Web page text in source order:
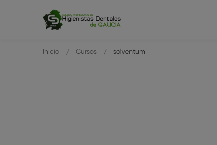
Inicio Cursos solventum